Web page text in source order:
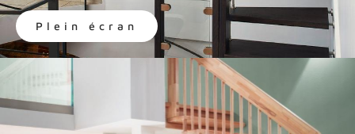
Plein écran